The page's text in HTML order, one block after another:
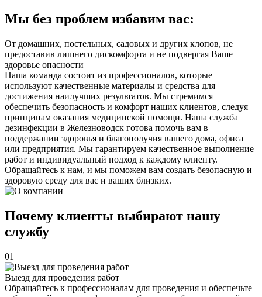
Мы без проблем избавим вас:
От домашних, постельных, садовых и других клопов, не
предоставив лишнего дискомфорта и не подвергая Ваше
здоровье опасности
Наша команда состоит из профессионалов, которые
используют качественные материалы и средства для
достижения наилучших результатов. Мы стремимся
обеспечить безопасность и комфорт наших клиентов, следуя
принципам оказания медицинской помощи. Наша служба
дезинфекции в Железноводск готова помочь вам в
поддержании здоровья и благополучия вашего дома, офиса
или предприятия. Мы гарантируем качественное выполнение
работ и индивидуальный подход к каждому клиенту.
Обращайтесь к нам, и мы поможем вам создать безопасную и
здоровую среду для вас и ваших близких.
Почему клиенты выбирают нашу
службу
01
Выезд для проведения работ
Обращайтесь к профессионалам для проведения и обеспечьте